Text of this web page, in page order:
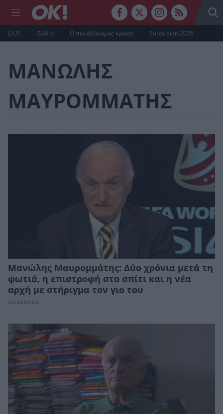
J2US Ζώδια Ο πιο αδύναμος κρίκος Eurovision 2026
ΜΑΝΩΛΗΣ
ΜΑΥΡΟΜΜΑΤΗΣ
Μανώλης Μαυρομμάτης: Δύο χρόνια μετά τη
φωτιά, η επιστροφή στο σπίτι και η νέα
αρχή με στήριγμα τον γιο του
CELEBRITIES